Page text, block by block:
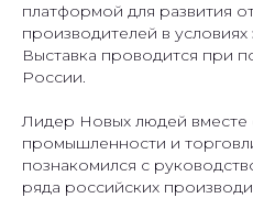
платформой для развития
производителей в
Выставка проводится при
России.
Лидер Новых людей вместе
промышленности и
познакомился с
ряда российских